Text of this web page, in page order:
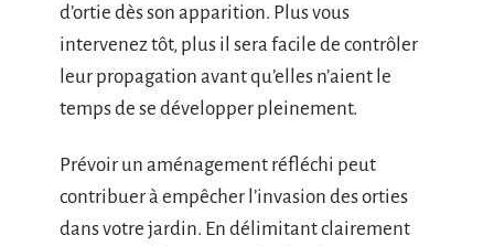
d’ortie dès son apparition. Plus vous
intervenez tôt, plus il sera facile de contrôler
leur propagation avant qu’elles n’aient le
temps de se développer pleinement.
Prévoir un aménagement réfléchi peut
contribuer à empêcher l’invasion des orties
dans votre jardin. En délimitant clairement